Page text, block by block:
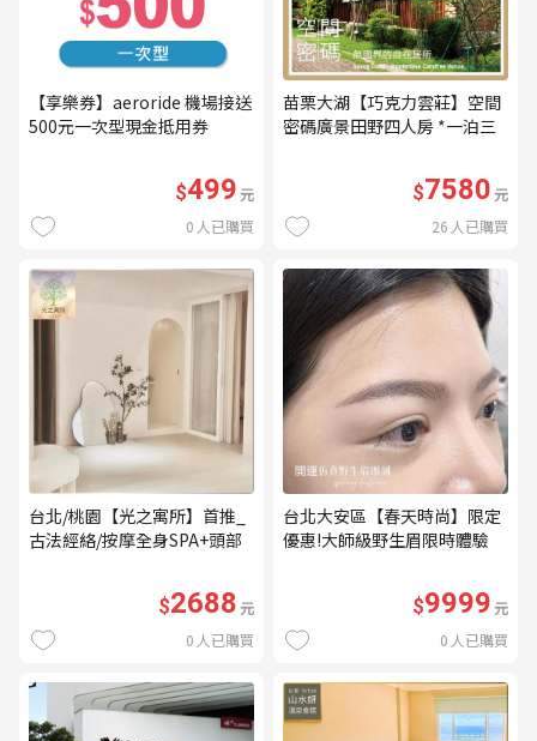
【享樂券】aeroride 機場接送
500元一次型現金抵用券
$499元
0 人已購買
苗栗大湖【巧克力雲莊】空間
密碼廣景田野四人房 *一泊三
$7580元
26 人已購買
台北/桃園【光之寓所】首推_
古法經絡/按摩全身SPA+頭部
$2688元
0 人已購買
台北大安區【春天時尚】限定
優惠!大師級野生眉限時體驗
優惠券（無補色） (MO)
$9999元
0 人已購買